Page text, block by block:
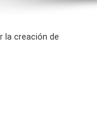
la creación de